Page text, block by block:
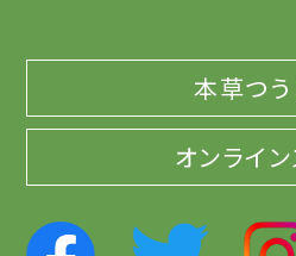
本草つ
オンライ